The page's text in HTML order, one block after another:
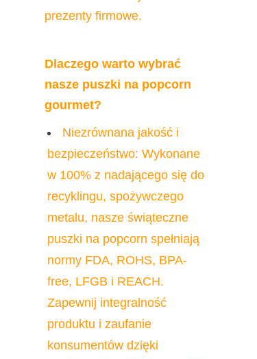
prezenty firmowe.
Dlaczego warto wybrać
nasze puszki na popcorn
gourmet?
Niezrównana jakość i
bezpieczeństwo: Wykonane
w 100% z nadającego się do
recyklingu, spożywczego
metalu, nasze świąteczne
puszki na popcorn spełniają
normy FDA, ROHS, BPA-
free, LFGB i REACH.
Zapewnij integralność
produktu i zaufanie
konsumentów dzięki